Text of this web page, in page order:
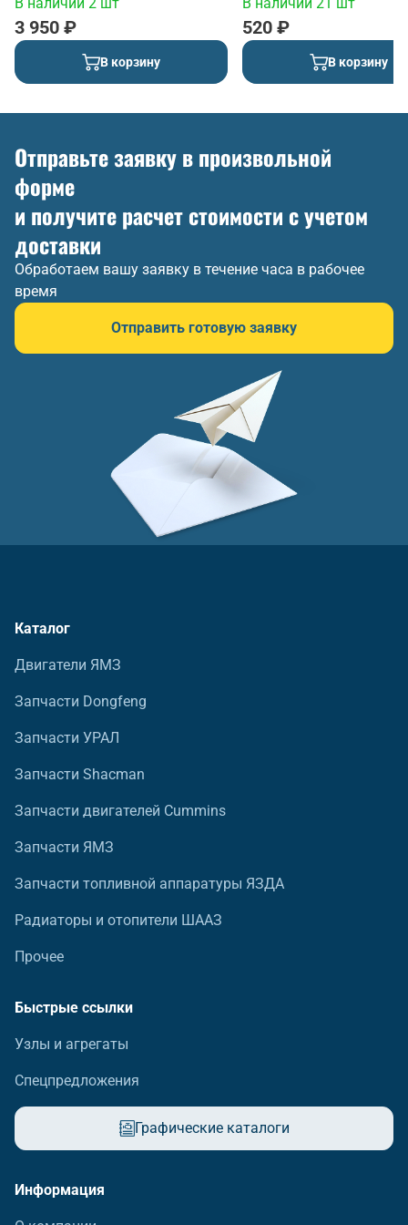
3 950 ₽
В корзину
520 ₽
В корзину
Отправьте заявку в произвольной
форме
и получите расчет стоимости с учетом
доставки
Обработаем вашу заявку в течение часа в рабочее
время
Отправить готовую заявку
Каталог
Двигатели ЯМЗ
Запчасти Dongfeng
Запчасти УРАЛ
Запчасти Shacman
Запчасти двигателей Cummins
Запчасти ЯМЗ
Запчасти топливной аппаратуры ЯЗДА
Радиаторы и отопители ШААЗ
Прочее
Быстрые ссылки
Узлы и агрегаты
Спецпредложения
Графические каталоги
Информация